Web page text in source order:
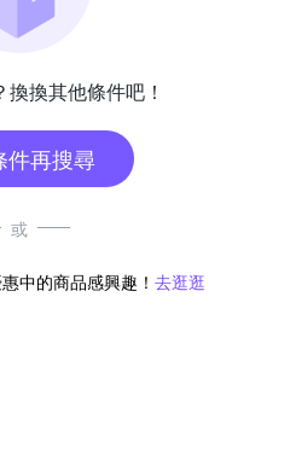
換其他條件吧！
件再搜尋
或
中的商品感興趣！ 去逛逛